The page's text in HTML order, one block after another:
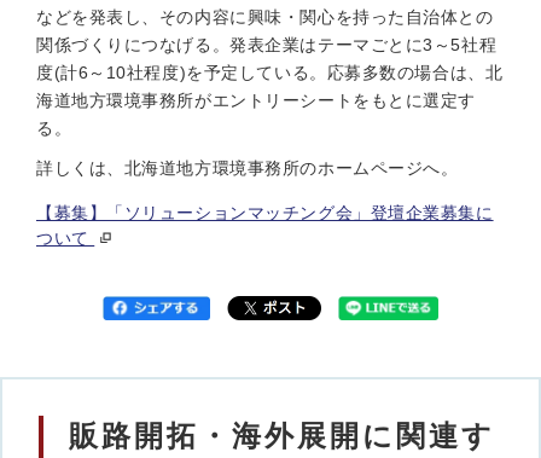
などを発表し、その内容に興味・関心を持った自治体との
関係づくりにつなげる。発表企業はテーマごとに3～5社程
度(計6～10社程度)を予定している。応募多数の場合は、北
海道地方環境事務所がエントリーシートをもとに選定す
る。
詳しくは、北海道地方環境事務所のホームページへ。
【募集】「ソリューションマッチング会」登壇企業募集に
ついて
販路開拓・海外展開に関連す